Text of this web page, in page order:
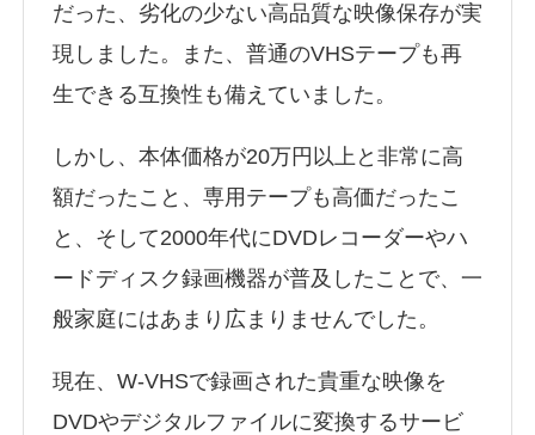
だった、劣化の少ない高品質な映像保存が実
現しました。また、普通のVHSテープも再
生できる互換性も備えていました。
しかし、本体価格が20万円以上と非常に高
額だったこと、専用テープも高価だったこ
と、そして2000年代にDVDレコーダーやハ
ードディスク録画機器が普及したことで、一
般家庭にはあまり広まりませんでした。
現在、W-VHSで録画された貴重な映像を
DVDやデジタルファイルに変換するサービ